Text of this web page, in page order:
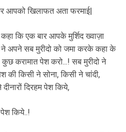
आपको खिलाफत अता फरमाई|
कि एक बार आपके मुर्शिद ख्वाज़ा
ने अपने सब मुरीदो को जमा करके कहा के
करामात पेश करो...! सब मुरीदो ने
की किसी ने सोना, किसी ने चांदी,
दिरहम पेश किये,
पेश किये..!